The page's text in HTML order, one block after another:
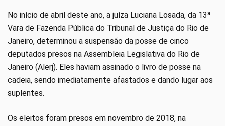
No início de abril deste ano, a juíza Luciana Losada, da 13ª
Vara de Fazenda Pública do Tribunal de Justiça do Rio de
Janeiro, determinou a suspensão da posse de cinco
deputados presos na Assembleia Legislativa do Rio de
Janeiro (Alerj). Eles haviam assinado o livro de posse na
cadeia, sendo imediatamente afastados e dando lugar aos
suplentes.
Os eleitos foram presos em novembro de 2018, na